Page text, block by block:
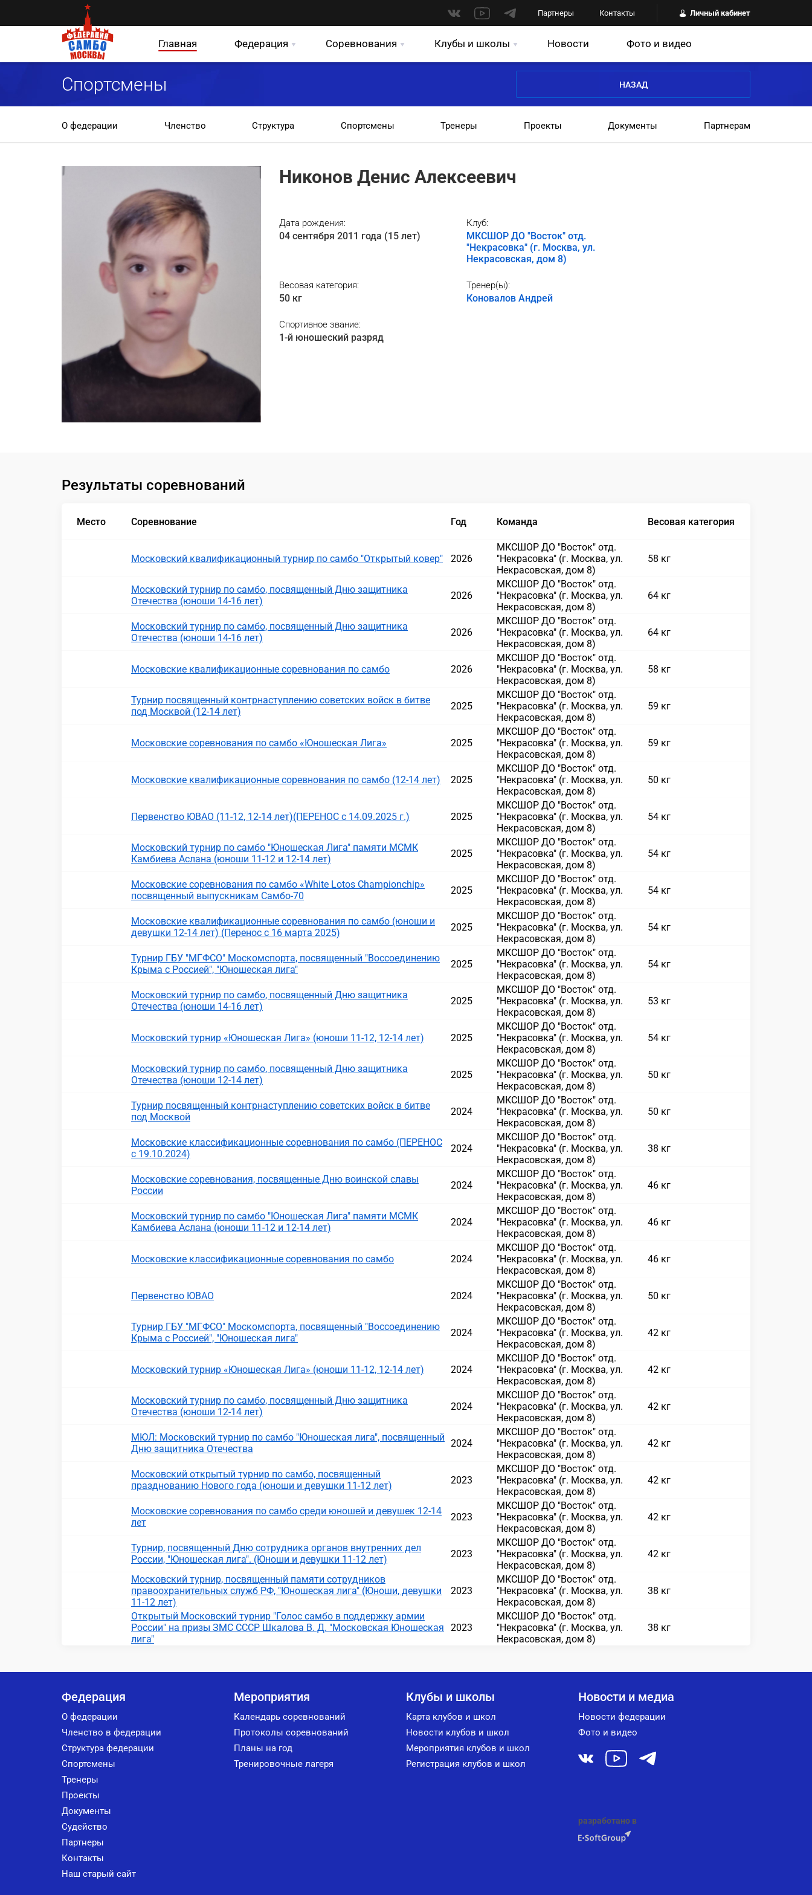
Партнеры Контакты Личный кабинет
Главная Федерация Соревнования Клубы и школы Новости Фото и видео
Спортсмены НАЗАД
О федерации Членство Структура Спортсмены Тренеры Проекты Документы Партнерам
Никонов Денис Алексеевич
Дата рождения:
04 сентября 2011 года (15 лет)
Клуб:
МКСШОР ДО "Восток" отд.
"Некрасовка" (г. Москва, ул.
Некрасовская, дом 8)
Весовая категория:
50 кг
Тренер(ы):
Коновалов Андрей
Спортивное звание:
1-й юношеский разряд
Результаты соревнований
Место Соревнование Год Команда Весовая категория
Московский квалификационный турнир по самбо "Открытый ковер" 2026
МКСШОР ДО "Восток" отд.
"Некрасовка" (г. Москва, ул.
Некрасовская, дом 8)
58 кг
Московский турнир по самбо, посвященный Дню защитника
Отечества (юноши 14-16 лет)
2026
МКСШОР ДО "Восток" отд.
"Некрасовка" (г. Москва, ул.
Некрасовская, дом 8)
64 кг
Московский турнир по самбо, посвященный Дню защитника
Отечества (юноши 14-16 лет)
2026
МКСШОР ДО "Восток" отд.
"Некрасовка" (г. Москва, ул.
Некрасовская, дом 8)
64 кг
Московские квалификационные соревнования по самбо 2026
МКСШОР ДО "Восток" отд.
"Некрасовка" (г. Москва, ул.
Некрасовская, дом 8)
58 кг
Турнир посвященный контрнаступлению советских войск в битве
под Москвой (12-14 лет)
2025
МКСШОР ДО "Восток" отд.
"Некрасовка" (г. Москва, ул.
Некрасовская, дом 8)
59 кг
Московские соревнования по самбо «Юношеская Лига» 2025
МКСШОР ДО "Восток" отд.
"Некрасовка" (г. Москва, ул.
Некрасовская, дом 8)
59 кг
Московские квалификационные соревнования по самбо (12-14 лет) 2025
МКСШОР ДО "Восток" отд.
"Некрасовка" (г. Москва, ул.
Некрасовская, дом 8)
50 кг
Первенство ЮВАО (11-12, 12-14 лет)(ПЕРЕНОС с 14.09.2025 г.) 2025
МКСШОР ДО "Восток" отд.
"Некрасовка" (г. Москва, ул.
Некрасовская, дом 8)
54 кг
Московский турнир по самбо "Юношеская Лига" памяти МСМК
Камбиева Аслана (юноши 11-12 и 12-14 лет)
2025
МКСШОР ДО "Восток" отд.
"Некрасовка" (г. Москва, ул.
Некрасовская, дом 8)
54 кг
Московские соревнования по самбо «White Lotos Championchip»
посвященный выпускникам Самбо-70
2025
МКСШОР ДО "Восток" отд.
"Некрасовка" (г. Москва, ул.
Некрасовская, дом 8)
54 кг
Московские квалификационные соревнования по самбо (юноши и
девушки 12-14 лет) (Перенос с 16 марта 2025)
2025
МКСШОР ДО "Восток" отд.
"Некрасовка" (г. Москва, ул.
Некрасовская, дом 8)
54 кг
Турнир ГБУ "МГФСО" Москомспорта, посвященный "Воссоединению
Крыма с Россией", "Юношеская лига"
2025
МКСШОР ДО "Восток" отд.
"Некрасовка" (г. Москва, ул.
Некрасовская, дом 8)
54 кг
Московский турнир по самбо, посвященный Дню защитника
Отечества (юноши 14-16 лет)
2025
МКСШОР ДО "Восток" отд.
"Некрасовка" (г. Москва, ул.
Некрасовская, дом 8)
53 кг
Московский турнир «Юношеская Лига» (юноши 11-12, 12-14 лет) 2025
МКСШОР ДО "Восток" отд.
"Некрасовка" (г. Москва, ул.
Некрасовская, дом 8)
54 кг
Московский турнир по самбо, посвященный Дню защитника
Отечества (юноши 12-14 лет)
2025
МКСШОР ДО "Восток" отд.
"Некрасовка" (г. Москва, ул.
Некрасовская, дом 8)
50 кг
Турнир посвященный контрнаступлению советских войск в битве
под Москвой
2024
МКСШОР ДО "Восток" отд.
"Некрасовка" (г. Москва, ул.
Некрасовская, дом 8)
50 кг
Московские классификационные соревнования по самбо (ПЕРЕНОС
с 19.10.2024)
2024
МКСШОР ДО "Восток" отд.
"Некрасовка" (г. Москва, ул.
Некрасовская, дом 8)
38 кг
Московские соревнования, посвященные Дню воинской славы
России
2024
МКСШОР ДО "Восток" отд.
"Некрасовка" (г. Москва, ул.
Некрасовская, дом 8)
46 кг
Московский турнир по самбо "Юношеская Лига" памяти МСМК
Камбиева Аслана (юноши 11-12 и 12-14 лет)
2024
МКСШОР ДО "Восток" отд.
"Некрасовка" (г. Москва, ул.
Некрасовская, дом 8)
46 кг
Московские классификационные соревнования по самбо 2024
МКСШОР ДО "Восток" отд.
"Некрасовка" (г. Москва, ул.
Некрасовская, дом 8)
46 кг
Первенство ЮВАО 2024
МКСШОР ДО "Восток" отд.
"Некрасовка" (г. Москва, ул.
Некрасовская, дом 8)
50 кг
Турнир ГБУ "МГФСО" Москомспорта, посвященный "Воссоединению
Крыма с Россией", "Юношеская лига"
2024
МКСШОР ДО "Восток" отд.
"Некрасовка" (г. Москва, ул.
Некрасовская, дом 8)
42 кг
Московский турнир «Юношеская Лига» (юноши 11-12, 12-14 лет) 2024
МКСШОР ДО "Восток" отд.
"Некрасовка" (г. Москва, ул.
Некрасовская, дом 8)
42 кг
Московский турнир по самбо, посвященный Дню защитника
Отечества (юноши 12-14 лет)
2024
МКСШОР ДО "Восток" отд.
"Некрасовка" (г. Москва, ул.
Некрасовская, дом 8)
42 кг
МЮЛ: Московский турнир по самбо "Юношеская лига", посвященный
Дню защитника Отечества
2024
МКСШОР ДО "Восток" отд.
"Некрасовка" (г. Москва, ул.
Некрасовская, дом 8)
42 кг
Московский открытый турнир по самбо, посвященный
празднованию Нового года (юноши и девушки 11-12 лет)
2023
МКСШОР ДО "Восток" отд.
"Некрасовка" (г. Москва, ул.
Некрасовская, дом 8)
42 кг
Московские соревнования по самбо среди юношей и девушек 12-14
лет
2023
МКСШОР ДО "Восток" отд.
"Некрасовка" (г. Москва, ул.
Некрасовская, дом 8)
42 кг
Турнир, посвященный Дню сотрудника органов внутренних дел
России, "Юношеская лига". (Юноши и девушки 11-12 лет)
2023
МКСШОР ДО "Восток" отд.
"Некрасовка" (г. Москва, ул.
Некрасовская, дом 8)
42 кг
Московский турнир, посвященный памяти сотрудников
правоохранительных служб РФ, "Юношеская лига" (Юноши, девушки
11-12 лет)
2023
МКСШОР ДО "Восток" отд.
"Некрасовка" (г. Москва, ул.
Некрасовская, дом 8)
38 кг
Открытый Московский турнир "Голос самбо в поддержку армии
России" на призы ЗМС СССР Шкалова В. Д. "Московская Юношеская
лига"
2023
МКСШОР ДО "Восток" отд.
"Некрасовка" (г. Москва, ул.
Некрасовская, дом 8)
38 кг
Федерация
О федерации
Членство в федерации
Структура федерации
Спортсмены
Тренеры
Проекты
Документы
Судейство
Партнеры
Контакты
Наш старый сайт
Мероприятия
Календарь соревнований
Протоколы соревнований
Планы на год
Тренировочные лагеря
Клубы и школы
Карта клубов и школ
Новости клубов и школ
Мероприятия клубов и школ
Регистрация клубов и школ
Новости и медиа
Новости федерации
Фото и видео
разработано в